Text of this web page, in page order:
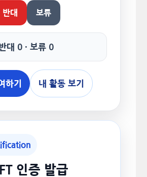
반대 보류
대 0 · 보류 0
하기 내 활동 보기
인증 발급